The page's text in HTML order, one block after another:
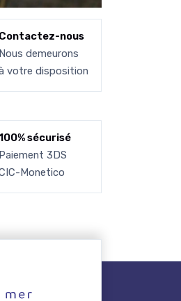
Contactez-nous
Nous demeurons
votre disposition
sécurisé
Paiement 3DS
Monetico